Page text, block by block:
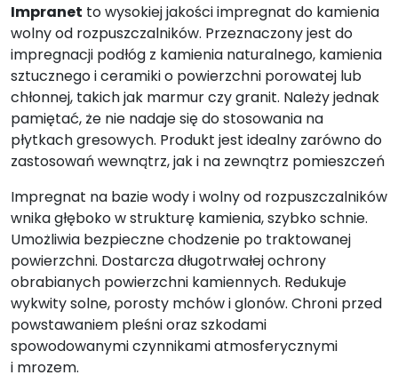
Impranet to wysokiej jakości impregnat do kamienia
wolny od rozpuszczalników. Przeznaczony jest do
impregnacji podłóg z kamienia naturalnego, kamienia
sztucznego i ceramikio powierzchni porowatej lub
chłonnej, takich jak marmur czy granit. Należy jednak
pamiętać, że nie nadaje się do stosowania na
płytkach gresowych. Produkt jest idealny zarówno do
zastosowań wewnątrz, jak i na zewnątrz pomieszczeń
Impregnat na bazie wody i wolny od rozpuszczalników
wnika głęboko w strukturę kamienia, szybko schnie.
Umożliwia bezpieczne chodzenie po traktowanej
powierzchni. Dostarcza długotrwałej ochrony
obrabianych powierzchni kamiennych. Redukuje
wykwity solne, porosty mchów i glonów. Chroni przed
powstawaniem pleśni oraz szkodami
spowodowanymi czynnikami atmosferycznymi
i mrozem.